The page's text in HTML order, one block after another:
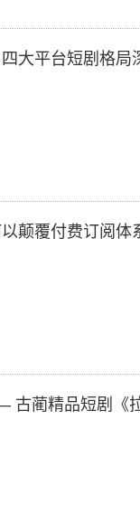
大平台短剧格局
颠覆付费订阅体
蔺精品短剧《